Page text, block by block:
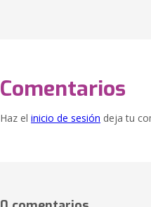
Comentarios
Haz el inicio de sesión deja tu